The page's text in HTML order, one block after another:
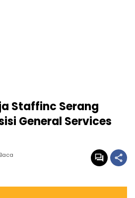
Staffinc Serang
General Services